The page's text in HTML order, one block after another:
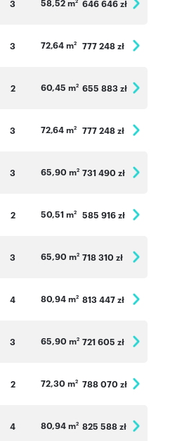
3 646 646 zł
3 72,64 m2 777 248 zł
2 60,45 m2 655 883 zł
3 72,64 m2 777 248 zł
3 65,90 m2 731 490 zł
2 50,51 m2 585 916 zł
3 65,90 m2 718 310 zł
4 80,94 m2 813 447 zł
3 65,90 m2 721 605 zł
2 72,30 m2 788 070 zł
4 80,94 m2 825 588 zł